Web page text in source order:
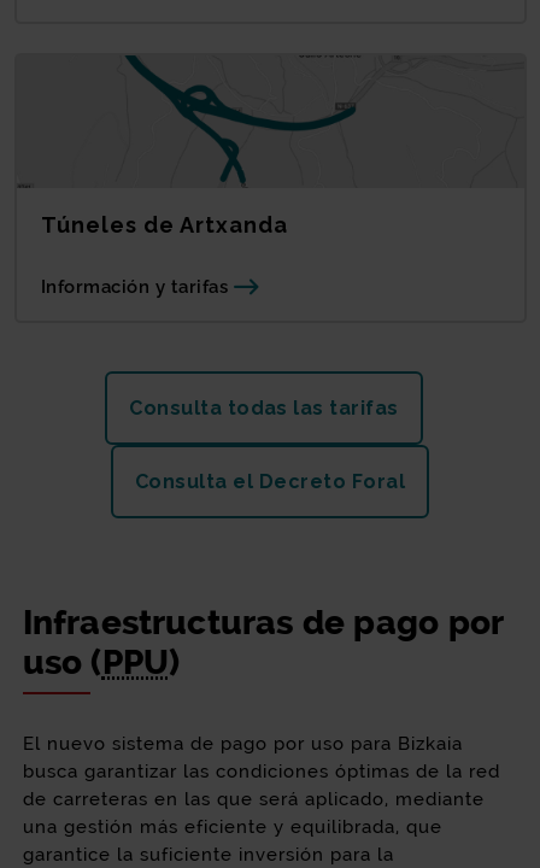
Túneles de Artxanda
Información y tarifas
Consulta todas las tarifas
Consulta el Decreto Foral
Infraestructuras de pago por
uso (PPU)
El nuevo sistema de pago por uso para Bizkaia
busca garantizar las condiciones óptimas de la red
de carreteras en las que será aplicado, mediante
una gestión más eficiente y equilibrada, que
garantice la suficiente inversión para la